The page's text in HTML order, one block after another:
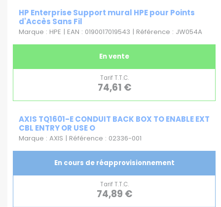
HP Enterprise Support mural HPE pour Points
d'Accès Sans Fil
Marque : HPE | EAN : 0190017019543 | Référence : JW054A
En vente
Tarif T.T.C.
74,61 €
AXIS TQ1601-E CONDUIT BACK BOX TO ENABLE EXT
CBL ENTRY OR USE O
Marque : AXIS | Référence : 02336-001
En cours de réapprovisionnement
Tarif T.T.C.
74,89 €